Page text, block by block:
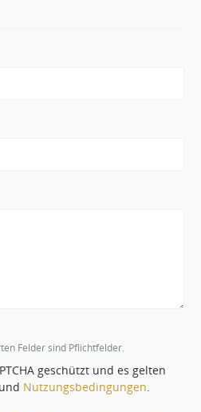
Felder sind Pflichtfelder.
geschützt und es gelten
und Nutzungsbedingungen